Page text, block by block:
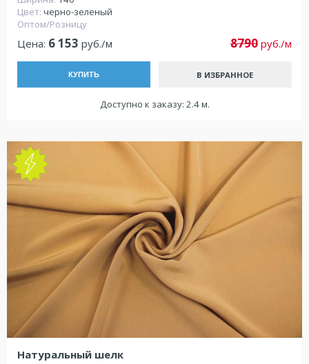
Цвет: черно-зеленый
Оптом/Розницу
Цена: 6 153 руб./м 8790 руб./м
КУПИТЬ В ИЗБРАННОЕ
Доступно к заказу: 2.4 м.
NEW
Натуральный шелк